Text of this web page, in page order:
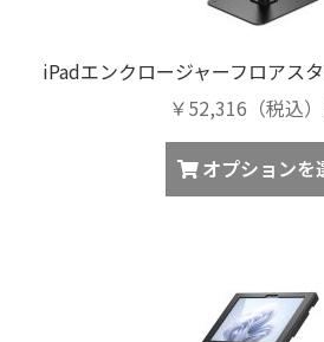
iPadエンクロージャーフロアス
￥52,316（税込
オプションを